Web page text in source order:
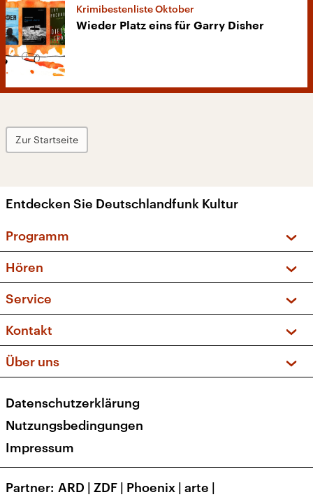
Krimibestenliste Oktober
Wieder Platz eins für Garry Disher
Zur Startseite
Entdecken Sie Deutschlandfunk Kultur
Programm
Sendungen und Podcasts
Musikliste
Kakadu – Das Kinderprogramm
Hören
Frequenzen (UKW + DAB+)
Service
FAQ
Apps
Newsletter
Veranstaltungen
Kontakt
Social Media
Über uns
Presse
Karriere
Transparenz
Datenschutzerklärung
Nutzungsbedingungen
Impressum
Partner ARD | ZDF | Phoenix | arte |